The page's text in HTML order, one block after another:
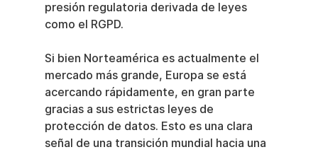
presión regulatoria derivada de leyes
como el RGPD.
Si bien Norteamérica es actualmente el
mercado más grande, Europa se está
acercando rápidamente, en gran parte
gracias a sus estrictas leyes de
protección de datos. Esto es una clara
señal de una transición mundial hacia una